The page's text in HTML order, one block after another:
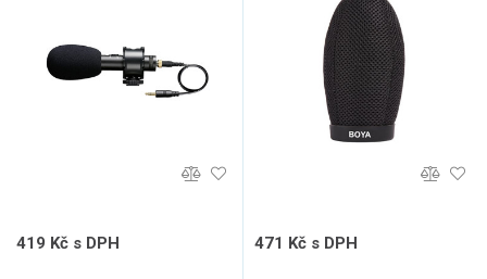
419 Kč s DPH 471 Kč s DPH